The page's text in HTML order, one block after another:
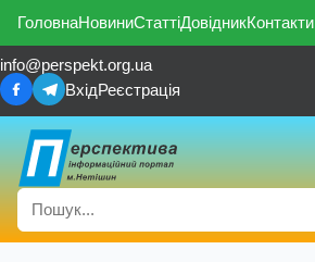
ГоловнаНовиниСтаттіДовідникКонтакти
info@perspekt.org.ua
ВхідРеєстрація